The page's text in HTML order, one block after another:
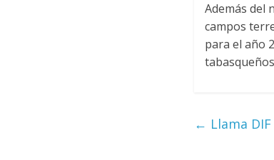
Además del
campos
para el año
← Llama